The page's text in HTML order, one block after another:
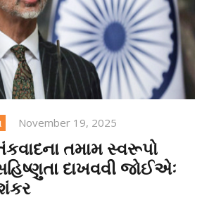
November 19, 2025
તમામ સ્વરૂપો
દાખવવી જોઈએઃ